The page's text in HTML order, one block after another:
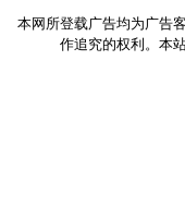
本网所登载广告均为广告
作追究的权利。本